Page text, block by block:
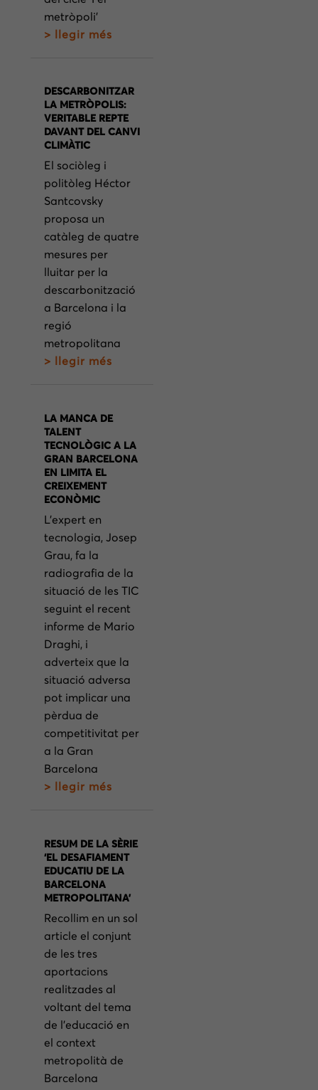
metròpoli’
> llegir més
DESCARBONITZAR
LA METRÒPOLIS:
VERITABLE REPTE
DAVANT DEL CANVI
CLIMÀTIC
El sociòleg i
politòleg Héctor
Santcovsky
proposa un
catàleg de quatre
mesures per
lluitar per la
descarbonització
a Barcelona i la
regió
metropolitana
> llegir més
LA MANCA DE
TALENT
TECNOLÒGIC A LA
GRAN BARCELONA
EN LIMITA EL
CREIXEMENT
ECONÒMIC
L’expert en
tecnologia, Josep
Grau, fa la
radiografia de la
situació de les TIC
seguint el recent
informe de Mario
Draghi, i
adverteix que la
situació adversa
pot implicar una
pèrdua de
competitivitat per
a la Gran
Barcelona
> llegir més
RESUM DE LA SÈRIE
‘EL DESAFIAMENT
EDUCATIU DE LA
BARCELONA
METROPOLITANA’
Recollim en un sol
article el conjunt
de les tres
aportacions
realitzades al
voltant del tema
de l’educació en
el context
metropolità de
Barcelona